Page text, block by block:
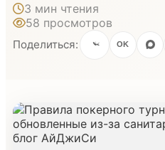
3 мин чтения
58 просмотров
Поделиться: OK